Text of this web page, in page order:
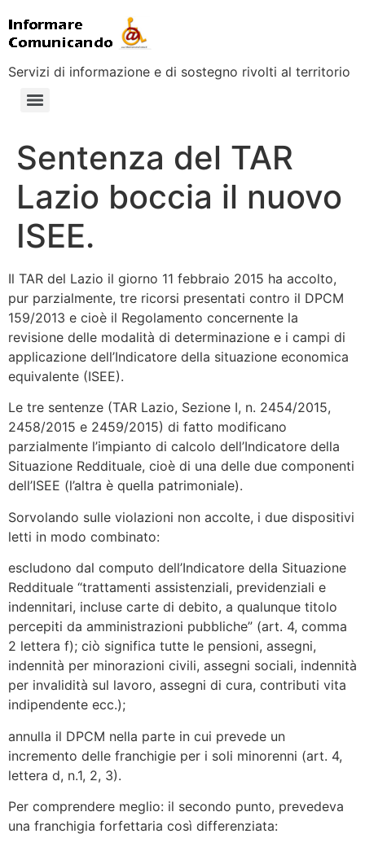
Servizi di informazione e di sostegno rivolti al territorio
Sentenza del TAR
Lazio boccia il nuovo
ISEE.
Il TAR del Lazio il giorno 11 febbraio 2015 ha accolto,
pur parzialmente, tre ricorsi presentati contro il DPCM
159/2013 e cioè il Regolamento concernente la
revisione delle modalità di determinazione e i campi di
applicazione dell’Indicatore della situazione economica
equivalente (ISEE).
Le tre sentenze (TAR Lazio, Sezione I, n. 2454/2015,
2458/2015 e 2459/2015) di fatto modificano
parzialmente l’impianto di calcolo dell’Indicatore della
Situazione Reddituale, cioè di una delle due componenti
dell’ISEE (l’altra è quella patrimoniale).
Sorvolando sulle violazioni non accolte, i due dispositivi
letti in modo combinato:
escludono dal computo dell’Indicatore della Situazione
Reddituale “trattamenti assistenziali, previdenziali e
indennitari, incluse carte di debito, a qualunque titolo
percepiti da amministrazioni pubbliche” (art. 4, comma
2 lettera f); ciò significa tutte le pensioni, assegni,
indennità per minorazioni civili, assegni sociali, indennità
per invalidità sul lavoro, assegni di cura, contributi vita
indipendente ecc.);
annulla il DPCM nella parte in cui prevede un
incremento delle franchigie per i soli minorenni (art. 4,
lettera d, n.1, 2, 3).
Per comprendere meglio: il secondo punto, prevedeva
una franchigia forfettaria così differenziata: